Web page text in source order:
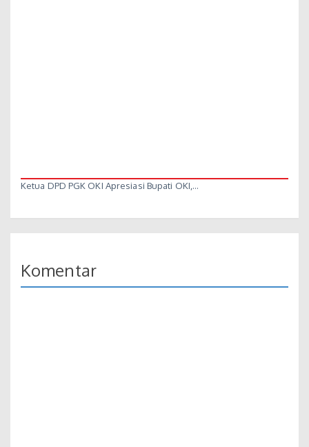
Ketua DPD PGK OKI Apresiasi Bupati OKI,…
Komentar